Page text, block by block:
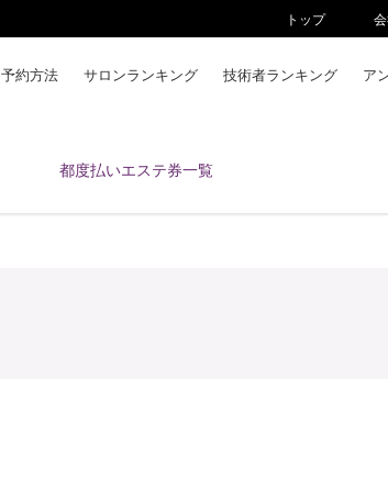
トップ
予約方法 サロンランキング 技術者ランキング ア
都度払いエステ券一覧
お支払い方法
予約方法